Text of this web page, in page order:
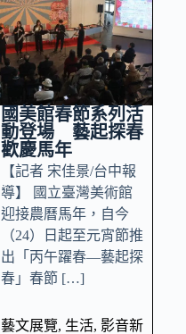
國美館春節系列活
動登場 藝起探春
歡慶馬年
【記者 宋佳景/台中報
導】 國立臺灣美術館
迎接農曆馬年，自今
（24）日起至元宵節推
出「丙午躍春—藝起探
春」春節 […]
藝文展覽, 生活, 影音新